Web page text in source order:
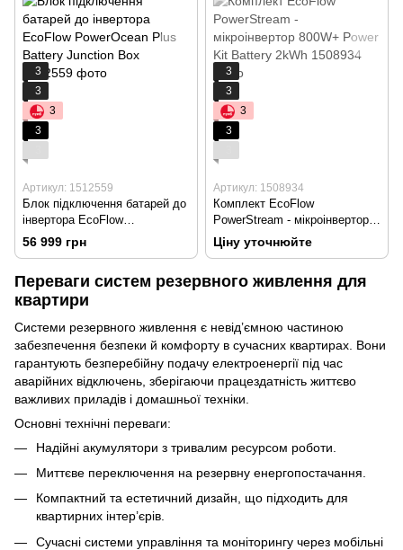
3
3
3
3
Артикул: 1512559
Блок підключення батарей до
інвертора EcoFlow
PowerOcean Plus Battery
Junction Box
56 999 грн
3
3
3
3
Артикул: 1508934
Комплект EcoFlow
PowerStream - мікроінвертор
800W+ Power Kit Battery 2kWh
Ціну уточнюйте
Переваги систем резервного живлення для
квартири
Системи резервного живлення є невід’ємною частиною
забезпечення безпеки й комфорту в сучасних квартирах. Вони
гарантують безперебійну подачу електроенергії під час
аварійних відключень, зберігаючи працездатність життєво
важливих приладів і домашньої техніки.
Основні технічні переваги:
Надійні акумулятори з тривалим ресурсом роботи.
Миттєве переключення на резервну енергопостачання.
Компактний та естетичний дизайн, що підходить для
квартирних інтер’єрів.
Сучасні системи управління та моніторингу через мобільні